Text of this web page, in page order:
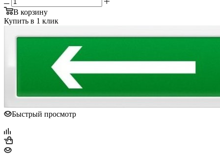
В корзину
Купить в 1 клик
Быстрый просмотр